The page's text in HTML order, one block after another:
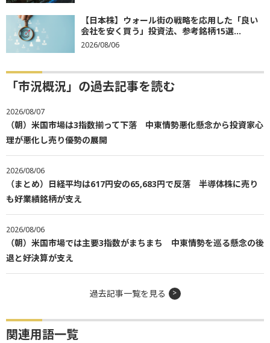
【日本株】ウォール街の戦略を応用した「良い
会社を安く買う」投資法、参考銘柄15選...
2026/08/06
「市況概況」の過去記事を読む
2026/08/07
（朝）米国市場は3指数揃って下落 中東情勢悪化懸念から投資家心
理が悪化し売り優勢の展開
2026/08/06
（まとめ）日経平均は617円安の65,683円で反落 半導体株に売り
も好業績銘柄が支え
2026/08/06
（朝）米国市場では主要3指数がまちまち 中東情勢を巡る懸念の後
退と好決算が支え
過去記事一覧を見る
関連用語一覧